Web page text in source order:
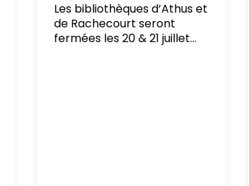
Les bibliothèques d’Athus et
de Rachecourt seront
fermées les 20 & 21 juillet